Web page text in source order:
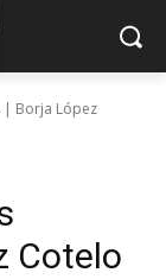
| Borja López
Cotelo